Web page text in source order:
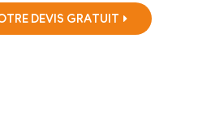
DEVIS GRATUIT